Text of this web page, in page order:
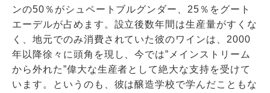
ンの50％がシュペートブルグンダー、25％をグート
エーデルが占めます。設立後数年間は生産量がすくな
く、地元でのみ消費されていた彼のワインは、2000
年以降徐々に頭角を現し、今では”メインストリーム
から外れた”偉大な生産者として絶大な支持を受けて
います。というのも、彼は醸造学校で学んだこともな